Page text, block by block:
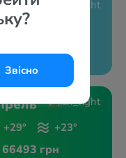
Звісно
+22°
28619 грн
+29° +23°
66493 грн